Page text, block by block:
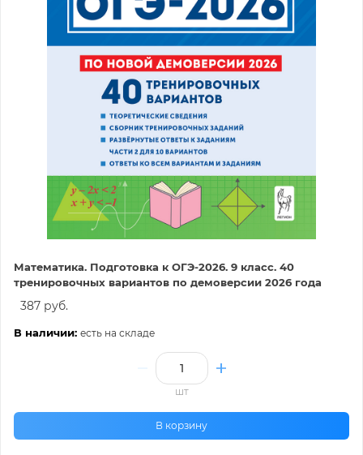
Математика. Подготовка к ОГЭ-2026. 9 класс. 40
тренировочных вариантов по демоверсии 2026 года
387 руб.
В наличии: есть на складе
шт
В корзину